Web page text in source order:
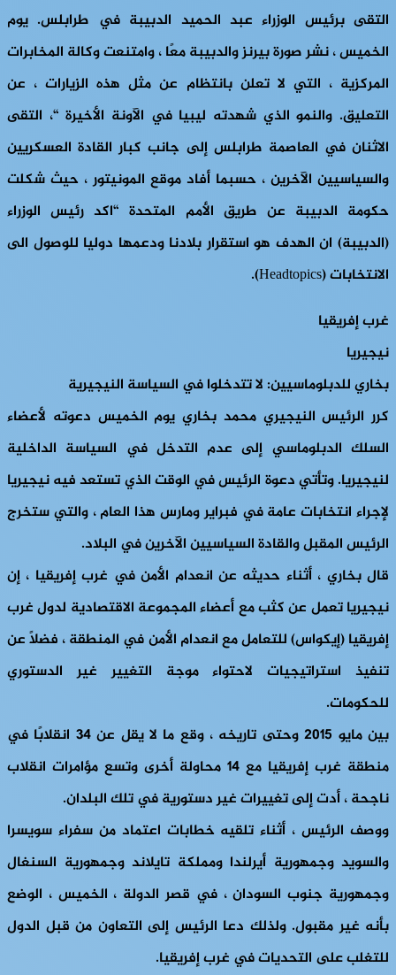
التقى برئيس الوزراء عبد الحميد الدبيبة في طرابلس. يوم
الخميس ، نشر صورة بيرنز والدبيبة معًا ، وامتنعت وكالة المخابرات
المركزية ، التي لا تعلن بانتظام عن مثل هذه الزيارات ، عن
التعليق. والنمو الذي شهدته ليبيا في الآونة الأخيرة “، التقى
الاثنان في العاصمة طرابلس إلى جانب كبار القادة العسكريين
والسياسيين الآخرين ، حسبما أفاد موقع المونيتور ، حيث شكلت
حكومة الدبيبة عن طريق الأمم المتحدة “اكد رئيس الوزراء
(الدبيبة) ان الهدف هو استقرار بلادنا ودعمها دوليا للوصول الى
الانتخابات (Headtopics).
غرب إفريقيا
نيجيريا
بخاري للدبلوماسيين: لا تتدخلوا في السياسة النيجيرية
كرر الرئيس النيجيري محمد بخاري يوم الخميس دعوته لأعضاء
السلك الدبلوماسي إلى عدم التدخل في السياسة الداخلية
لنيجيريا. وتأتي دعوة الرئيس في الوقت الذي تستعد فيه نيجيريا
لإجراء انتخابات عامة في فبراير ومارس هذا العام ، والتي ستخرج
الرئيس المقبل والقادة السياسيين الآخرين في البلاد.
قال بخاري ، أثناء حديثه عن انعدام الأمن في غرب إفريقيا ، إن
نيجيريا تعمل عن كثب مع أعضاء المجموعة الاقتصادية لدول غرب
إفريقيا (إيكواس) للتعامل مع انعدام الأمن في المنطقة ، فضلاً عن
تنفيذ استراتيجيات لاحتواء موجة التغيير غير الدستوري
للحكومات.
بين مايو 2015 وحتى تاريخه ، وقع ما لا يقل عن 34 انقلابًا في
منطقة غرب إفريقيا مع 14 محاولة أخرى وتسع مؤامرات انقلاب
ناجحة ، أدت إلى تغييرات غير دستورية في تلك البلدان.
ووصف الرئيس ، أثناء تلقيه خطابات اعتماد من سفراء سويسرا
والسويد وجمهورية أيرلندا ومملكة تايلاند وجمهورية السنغال
وجمهورية جنوب السودان ، في قصر الدولة ، الخميس ، الوضع
بأنه غير مقبول. ولذلك دعا الرئيس إلى التعاون من قبل الدول
للتغلب على التحديات في غرب إفريقيا.